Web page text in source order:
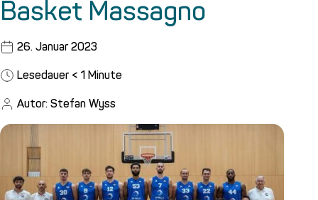
Basket Massagno
26. Januar 2023
Lesedauer < 1 Minute
Autor: Stefan Wyss